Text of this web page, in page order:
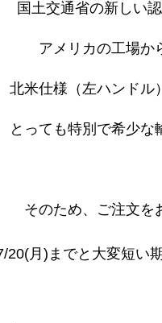
国土交通省の新しい
アメリカの工場か
北米仕様（左ハンドル
とっても特別で希少な
そのため、ご注文を
20(月)までと大変短い